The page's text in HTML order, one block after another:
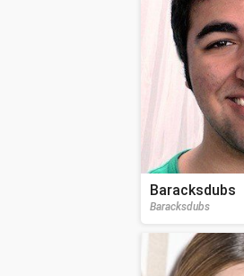
Baracksdubs
Baracksdubs